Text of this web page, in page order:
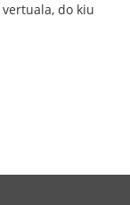
do kiu